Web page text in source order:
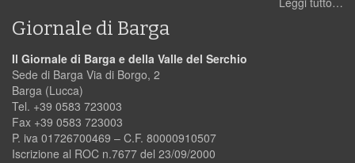
Giornale di Barga
Il Giornale di Barga e della Valle del Serchio
Sede di Barga Via di Borgo, 2
Barga (Lucca)
Tel. +39 0583 723003
Fax +39 0583 723003
P. iva 01726700469 – C.F. 80000910507
Iscrizione al ROC n.7677 del 23/09/2000